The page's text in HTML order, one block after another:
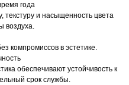
года
и насыщенность цвета
воздуха.
компромиссов в эстетике.
обеспечивают устойчивость к
срок службы.